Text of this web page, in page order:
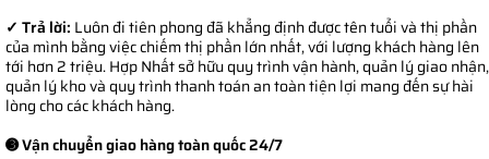
✓ Trả lời: Luôn đi tiên phong đã khẳng định được tên tuổi và thị phần
của mình bằng việc chiếm thị phần lớn nhất, với lượng khách hàng lên
tới hơn 2 triệu. Hợp Nhất sở hữu quy trình vận hành, quản lý giao nhận,
quản lý kho và quy trình thanh toán an toàn tiện lợi mang đến sự hài
lòng cho các khách hàng.
➌ Vận chuyển giao hàng toàn quốc 24/7